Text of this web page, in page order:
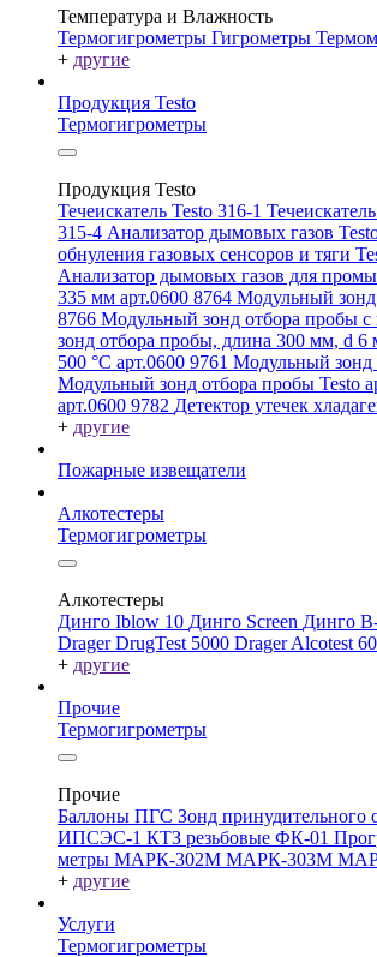
Температура и Влажность
Термогигрометры Гигрометры
+ другие
Продукция Testo
Термогигрометры
Продукция Testo
Течеискатель Testo 316-1
315-4 Анализатор дымовых газов
обнуления газовых сенсоров и тяги
Анализатор дымовых газов для
335 мм арт.0600 8764 Модульный зонд
8766 Модульный зонд отбора пробы с
зонд отбора пробы, длина 300 мм, d 6
500 °C арт.0600 9761 Модульный зонд
Модульный зонд отбора пробы Testo
арт.0600 9782 Детектор утечек
+ другие
Пожарные извещатели
Алкотестеры
Термогигрометры
Алкотестеры
Динго Iblow 10 Динго Screen Динго
Drager DrugTest 5000 Drager Alcotest
+ другие
Прочие
Термогигрометры
Прочие
Баллоны ПГС Зонд принудительного
ИПСЭС-1 КТЗ резьбовые ФК-01
метры МАРК-302М МАРК-303М
+ другие
Услуги
Термогигрометры